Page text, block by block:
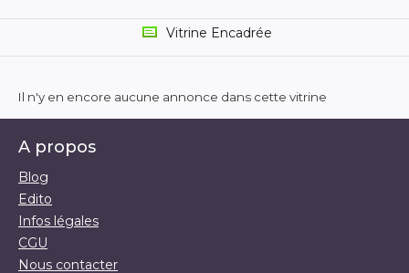
Vitrine Encadrée
Il n'y en encore aucune annonce dans cette vitrine
A propos
Blog
Edito
Infos légales
CGU
Nous contacter